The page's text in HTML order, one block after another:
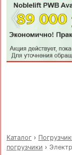
‹
Каталог›
погрузчики ›